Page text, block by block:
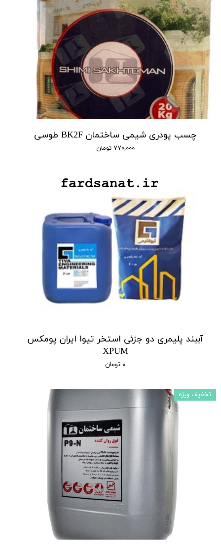
چسب پودری شیمی ساختمان BK2F طوسی
۷۷۰,۰۰۰ تومان
آببند پلیمری دو جزئی استخر تیوا ایران پومکس
XPUM
۰ تومان
تخفیف ویژه